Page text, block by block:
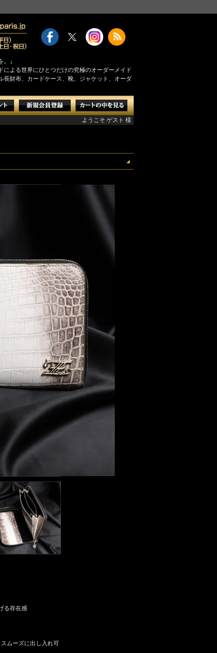
。』
よる世界にひとつだけの究極のオーダーメイド
長財布、カードケース、靴、ジャケット、オーダ
ようこそ ゲスト 様
る存在感
ムーズに出し入れ可